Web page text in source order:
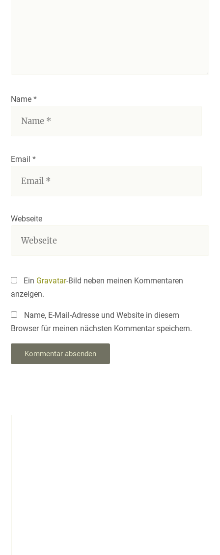
Name *
Email *
Webseite
Ein Gravatar-Bild neben meinen Kommentaren
anzeigen.
Name, E-Mail-Adresse und Website in diesem
Browser für meinen nächsten Kommentar speichern.